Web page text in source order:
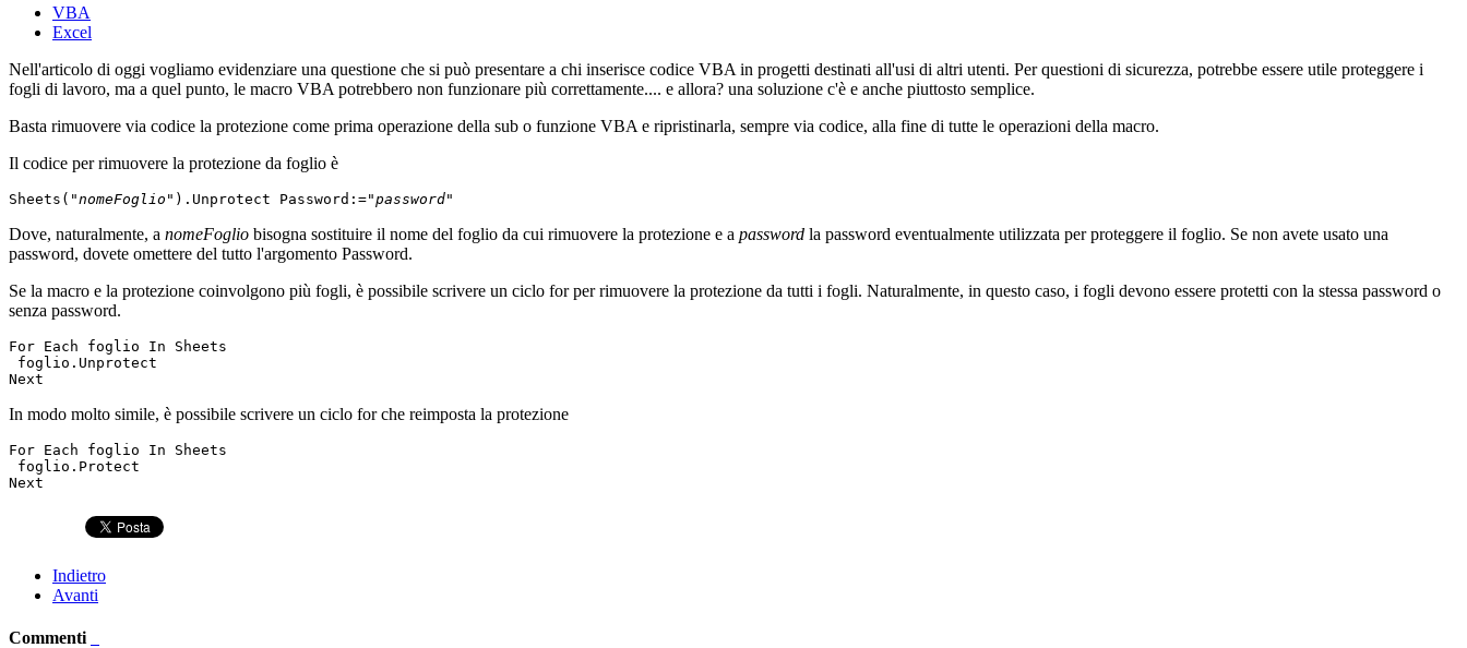
VBA
Excel
Nell'articolo di oggi vogliamo evidenziare una questione che si può presentare a chi inserisce codice VBA in progetti destinati all'usi di altri utenti. Per questioni di sicurezza, potrebbe essere utile proteggere i
fogli di lavoro, ma a quel punto, le macro VBA potrebbero non funzionare più correttamente.... e allora? una soluzione c'è e anche piuttosto semplice.
Basta rimuovere via codice la protezione come prima operazione della sub o funzione VBA e ripristinarla, sempre via codice, alla fine di tutte le operazioni della macro.
Il codice per rimuovere la protezione da foglio è
Sheets("nomeFoglio ").Unprotect Password:="password"
Dove, naturalmente, a nomeFoglio bisogna sostituire il nome del foglio da cui rimuovere la protezione e a password la password eventualmente utilizzata per proteggere il foglio. Se non avete usato una
password, dovete omettere del tutto l'argomento Password.
Se la macro e la protezione coinvolgono più fogli, è possibile scrivere un ciclo for per rimuovere la protezione da tutti i fogli. Naturalmente, in questo caso, i fogli devono essere protetti con la stessa password o
senza password.
For Each foglio In Sheets
foglio.Unprotect
Next
In modo molto simile, è possibile scrivere un ciclo for che reimposta la protezione
For Each foglio In Sheets
foglio.Protect
Next
Indietro
Avanti
Commenti